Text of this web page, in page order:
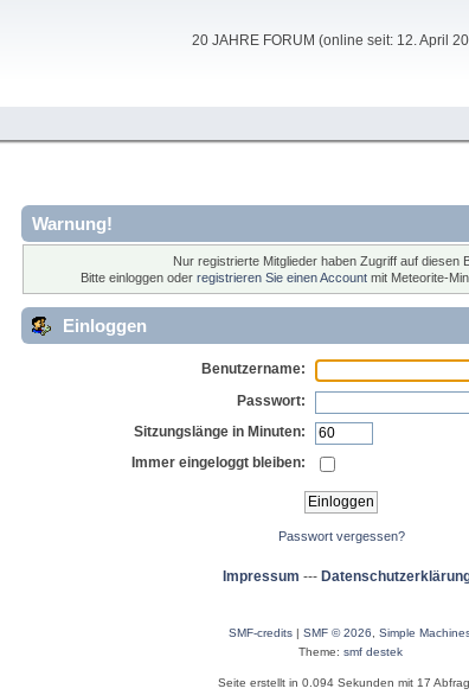
20 JAHRE FORUM (online seit: 12. April
Warnung!
Nur registrierte Mitglieder haben Zugriff auf diesen
Bitte einloggen oder registrieren Sie einen Accountmit Meteorite-
Einloggen
Benutzername:
Passwort:
Sitzungslänge in Minuten:
Immer eingeloggt bleiben:
Passwort vergessen?
Impressum ---
SMF-credits | SMF © 2026
Simple
Theme: smf destek
Seite erstellt in 0.094 Sekunden mit 17